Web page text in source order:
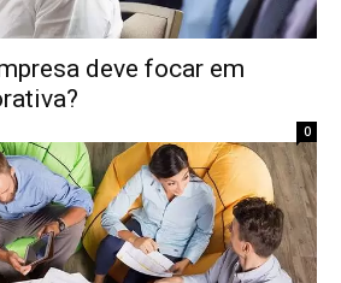
deve focar em
0